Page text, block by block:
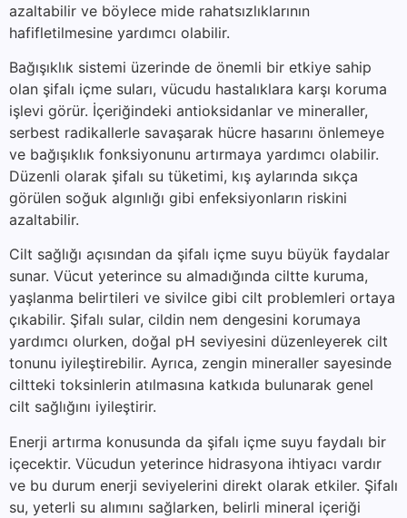
azaltabilir ve böylece mide rahatsızlıklarının
hafifletilmesine yardımcı olabilir.
Bağışıklık sistemi üzerinde de önemli bir etkiye sahip
olan şifalı içme suları, vücudu hastalıklara karşı koruma
işlevi görür. İçeriğindeki antioksidanlar ve mineraller,
serbest radikallerle savaşarak hücre hasarını önlemeye
ve bağışıklık fonksiyonunu artırmaya yardımcı olabilir.
Düzenli olarak şifalı su tüketimi, kış aylarında sıkça
görülen soğuk algınlığı gibi enfeksiyonların riskini
azaltabilir.
Cilt sağlığı açısından da şifalı içme suyu büyük faydalar
sunar. Vücut yeterince su almadığında ciltte kuruma,
yaşlanma belirtileri ve sivilce gibi cilt problemleri ortaya
çıkabilir. Şifalı sular, cildin nem dengesini korumaya
yardımcı olurken, doğal pH seviyesini düzenleyerek cilt
tonunu iyileştirebilir. Ayrıca, zengin mineraller sayesinde
ciltteki toksinlerin atılmasına katkıda bulunarak genel
cilt sağlığını iyileştirir.
Enerji artırma konusunda da şifalı içme suyu faydalı bir
içecektir. Vücudun yeterince hidrasyona ihtiyacı vardır
ve bu durum enerji seviyelerini direkt olarak etkiler. Şifalı
su, yeterli su alımını sağlarken, belirli mineral içeriği